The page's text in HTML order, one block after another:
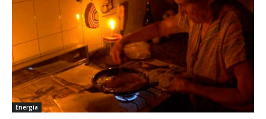
Energía